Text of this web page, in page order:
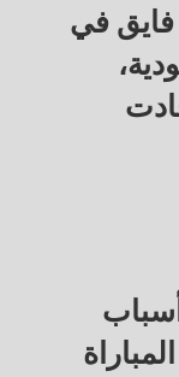
فايق في